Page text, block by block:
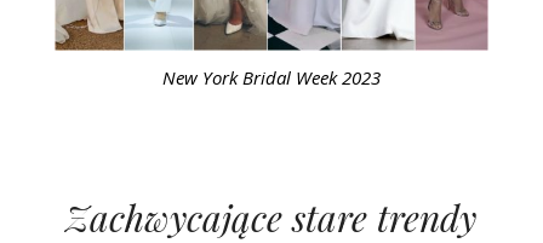
New York Bridal Week 2023
Zachwycające stare trendy